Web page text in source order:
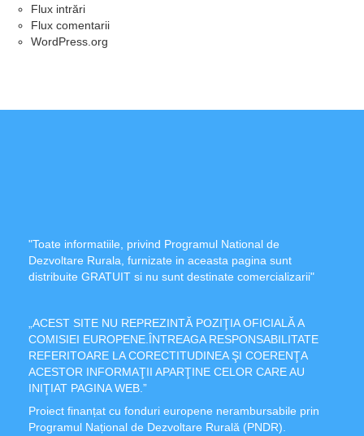
Flux intrări
Flux comentarii
WordPress.org
"Toate informatiile, privind Programul National de
Dezvoltare Rurala, furnizate in aceasta pagina sunt
distribuite GRATUIT si nu sunt destinate comercializarii"
„ACEST SITE NU REPREZINTĂ POZIŢIA OFICIALĂ A
COMISIEI EUROPENE.ÎNTREAGA RESPONSABILITATE
REFERITOARE LA CORECTITUDINEA ŞI COERENŢA
ACESTOR INFORMAŢII APARŢINE CELOR CARE AU
INIŢIAT PAGINA WEB.”
Proiect finanțat cu fonduri europene nerambursabile prin
Programul Național de Dezvoltare Rurală (PNDR).